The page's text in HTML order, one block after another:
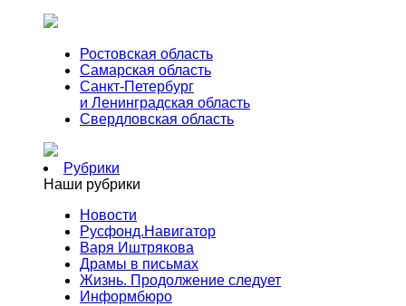
Ростовская область
Самарская область
Санкт-Петербург
и Ленинградская область
Свердловская область
Рубрики
Наши рубрики
Новости
Русфонд.Навигатор
Варя Иштрякова
Драмы в письмах
Жизнь. Продолжение следует
Информбюро